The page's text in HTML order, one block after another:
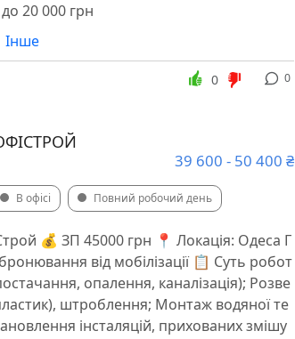
20 000 грн
Інше
0
0
39 600 - 50 400 ₴
В офісі Повний робочий день
💰 ЗП 45000 грн 📍 Локація: Одеса Г
від мобілізації 📋 Суть робот
опалення, каналізація); Розве
штроблення; Монтаж водяної те
інсталяцій, прихованих змішу